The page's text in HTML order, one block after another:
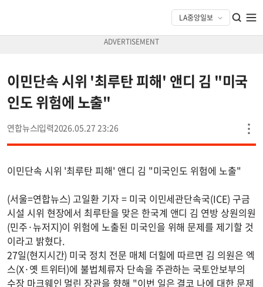
이민단속 시위 '최루탄 피해' 앤디 김 "미국
인도 위험에 노출"
연합뉴스 2026.05.27 23:26
이민단속 시위 '최루탄 피해' 앤디 김 "미국인도 위험에 노출"
(서울=연합뉴스) 고일환 기자 = 미국 이민세관단속국(ICE) 구금
시설 시위 현장에서 최루탄을 맞은 한국계 앤디 김 연방 상원의원
(민주·뉴저지)이 위험에 노출된 미국인을 위해 문제를 제기할 것
이라고 밝혔다.
27일(현지시간) 미국 정치 전문 매체 더힐에 따르면 김 의원은 엑
스(X·옛 트위터)에 불법체류자 단속을 주관하는 국토안보부의
수장 마크웨인 멀린 장관을 향해 "이번 일은 결코 나에 대한 문제